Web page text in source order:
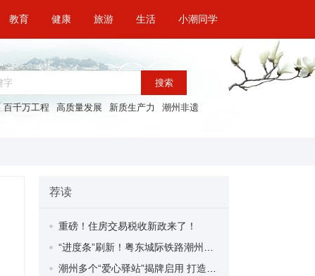
教育 健康 旅游 生活 小潮同学
搜索
百千万工程 高质量发展 新质生产力 潮州非遗
荐读
重磅！住房交易税收新政来了！